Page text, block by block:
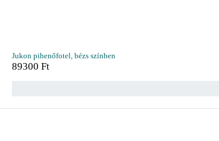
Jukon pihenőfotel, bézs színben
89300 Ft